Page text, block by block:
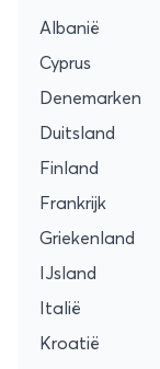
Albanië
Cyprus
Denemarken
Duitsland
Finland
Frankrijk
Griekenland
IJsland
Italië
Kroatië